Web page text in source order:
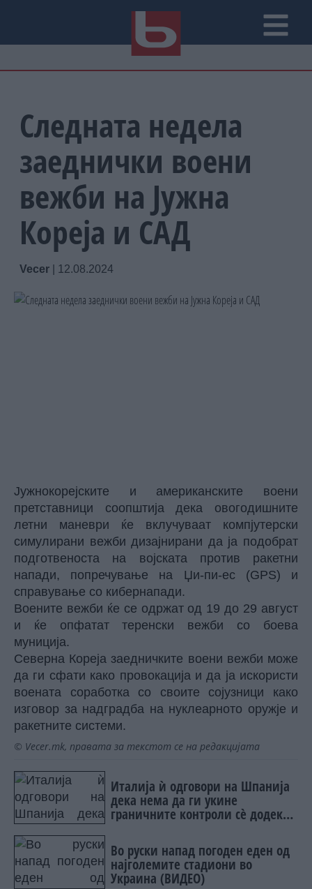
Следната недела
заеднички воени
вежби на Јужна
Кореја и САД
Vecer 12.08.2024
Јужнокорејските и американските воени
претставници соопштија дека овогодишните
летни маневри ќе вклучуваат компјутерски
симулирани вежби дизајнирани да ја подобрат
подготвеноста на војската против ракетни
напади, попречување на Џи-пи-ес (GPS) и
справување со кибернапади.
Воените вежби ќе се одржат од 19 до 29 август
и ќе опфатат теренски вежби со боева
муниција.
Северна Кореја заедничките воени вежби може
да ги сфати како провокација и да ја искористи
воената соработка со своите сојузници како
изговор за надградба на нуклеарното оружје и
ракетните системи.
© Vecer.mk, правата за текстот се на редакцијата
Италија ѝ одговори на Шпанија
дека нема да ги укине
граничните контроли сè додека
Во руски напад погоден еден од
најголемите стадиони во
Украина (ВИДЕО)